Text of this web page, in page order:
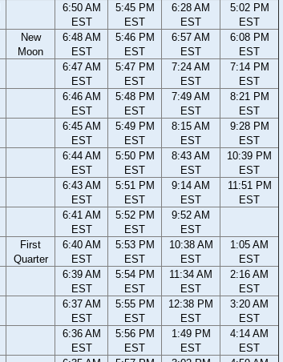
6:50 AM
EST
5:45 PM
EST
6:28 AM
EST
5:02 PM
EST
New
Moon
6:48 AM
EST
5:46 PM
EST
6:57 AM
EST
6:08 PM
EST
6:47 AM
EST
5:47 PM
EST
7:24 AM
EST
7:14 PM
EST
6:46 AM
EST
5:48 PM
EST
7:49 AM
EST
8:21 PM
EST
6:45 AM
EST
5:49 PM
EST
8:15 AM
EST
9:28 PM
EST
6:44 AM
EST
5:50 PM
EST
8:43 AM
EST
10:39 PM
EST
6:43 AM
EST
5:51 PM
EST
9:14 AM
EST
11:51 PM
EST
6:41 AM
EST
5:52 PM
EST
9:52 AM
EST
First
Quarter
6:40 AM
EST
5:53 PM
EST
10:38 AM
EST
1:05 AM
EST
6:39 AM
EST
5:54 PM
EST
11:34 AM
EST
2:16 AM
EST
6:37 AM
EST
5:55 PM
EST
12:38 PM
EST
3:20 AM
EST
6:36 AM
EST
5:56 PM
EST
1:49 PM
EST
4:14 AM
EST